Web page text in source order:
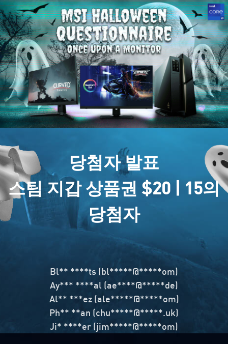
당첨자 발표
스팀 지갑 상품권 $20 | 15의
당첨자
Bl** ****ts (bl*****@*****om)
Ay*** ****al (ae****@*****de)
Al** ***ez (ale*****@*****om)
Ph** **an (chu*****@*****.uk)
Ji* ****er (jim*****@*****om)